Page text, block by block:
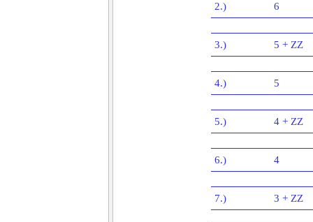
2.) 6
3.) 5 + ZZ
4.) 5
5.) 4 + ZZ
6.) 4
7.) 3 + ZZ